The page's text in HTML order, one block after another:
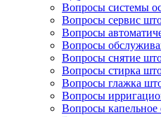
Вопросы системы
Вопросы сервис
Вопросы
Вопросы
Вопросы снятие
Вопросы стирка
Вопросы глажка
Вопросы
Вопросы